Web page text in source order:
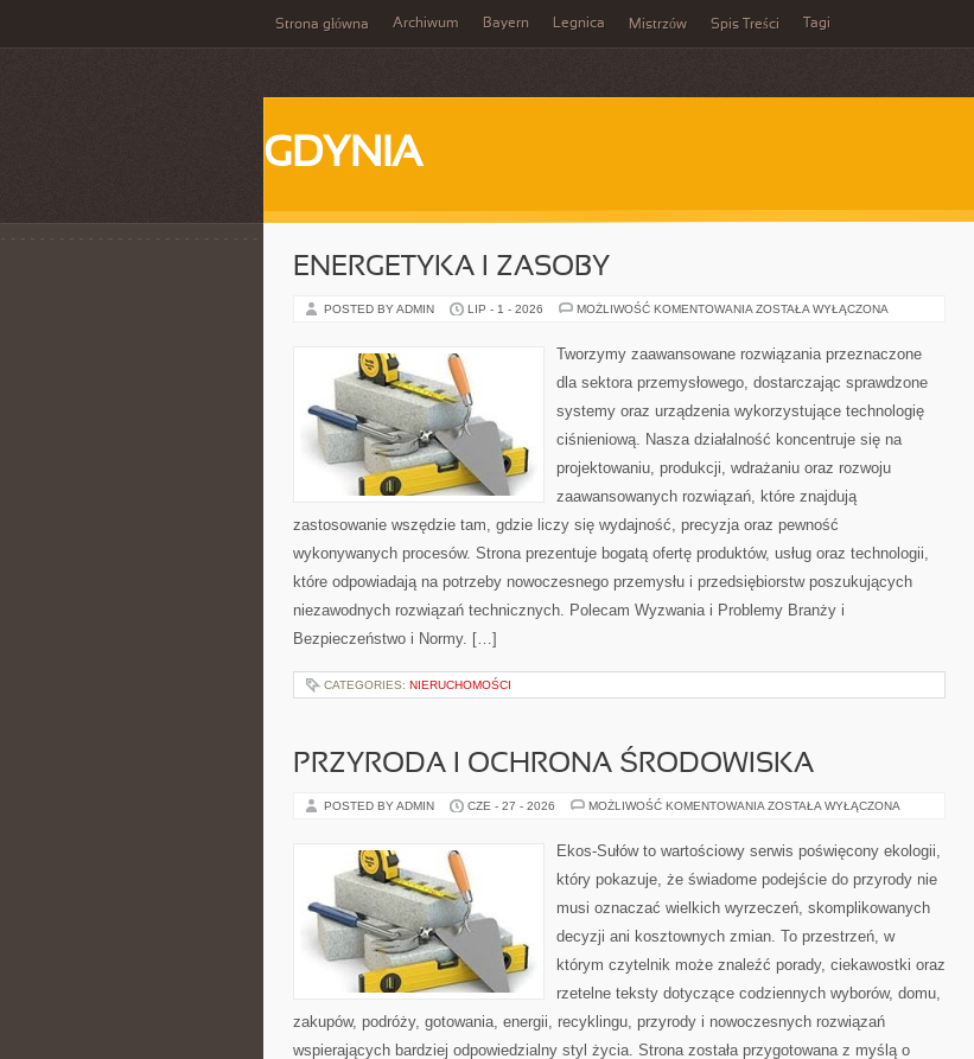
Strona główna Archiwum Bayern Legnica Mistrzów Spis Treści Tagi
GDYNIA
ENERGETYKA I ZASOBY
POSTED BY ADMIN LIP - 1 - 2026 MOŻLIWOŚĆ KOMENTOWANIA ENERGETYKA
ZOSTAŁA WYŁĄCZONA
Tworzymy zaawansowane rozwiązania przeznaczone
dla sektora przemysłowego, dostarczając sprawdzone
systemy oraz urządzenia wykorzystujące technologię
ciśnieniową. Nasza działalność koncentruje się na
projektowaniu, produkcji, wdrażaniu oraz rozwoju
zaawansowanych rozwiązań, które znajdują
zastosowanie wszędzie tam, gdzie liczy się wydajność, precyzja oraz pewność
wykonywanych procesów. Strona prezentuje bogatą ofertę produktów, usług oraz technologii,
które odpowiadają na potrzeby nowoczesnego przemysłu i przedsiębiorstw poszukujących
niezawodnych rozwiązań technicznych. Polecam Wyzwania i Problemy Branży i
Bezpieczeństwo i Normy. […]
CATEGORIES: NIERUCHOMOŚCI
PRZYRODA I OCHRONA ŚRODOWISKA
POSTED BY ADMIN CZE - 27 - 2026 MOŻLIWOŚĆ KOMENTOWANIA PRZYRODA
ŚRODOWISKA
ZOSTAŁA WYŁĄCZONA
Ekos-Sułów to wartościowy serwis poświęcony ekologii,
który pokazuje, że świadome podejście do przyrody nie
musi oznaczać wielkich wyrzeczeń, skomplikowanych
decyzji ani kosztownych zmian. To przestrzeń, w
którym czytelnik może znaleźć porady, ciekawostki oraz
rzetelne teksty dotyczące codziennych wyborów, domu,
zakupów, podróży, gotowania, energii, recyklingu, przyrody i nowoczesnych rozwiązań
wspierających bardziej odpowiedzialny styl życia. Strona została przygotowana z myślą o